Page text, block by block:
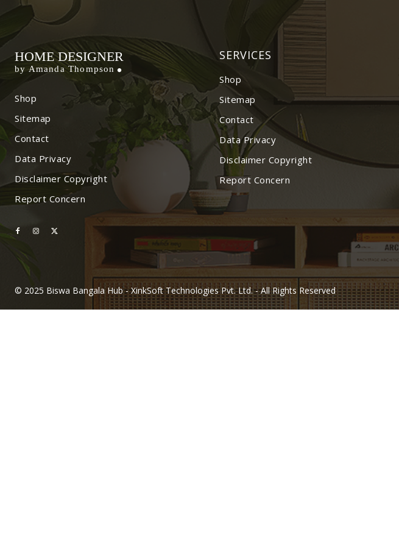
HOME DESIGNER
by Amanda Thompson
Shop
Sitemap
Contact
Data Privacy
Disclaimer Copyright
Report Concern
SERVICES
Shop
Sitemap
Contact
Data Privacy
Disclaimer Copyright
Report Concern
© 2025 Biswa Bangala Hub - XinkSoft Technologies Pvt. Ltd. - All Rights Reserved